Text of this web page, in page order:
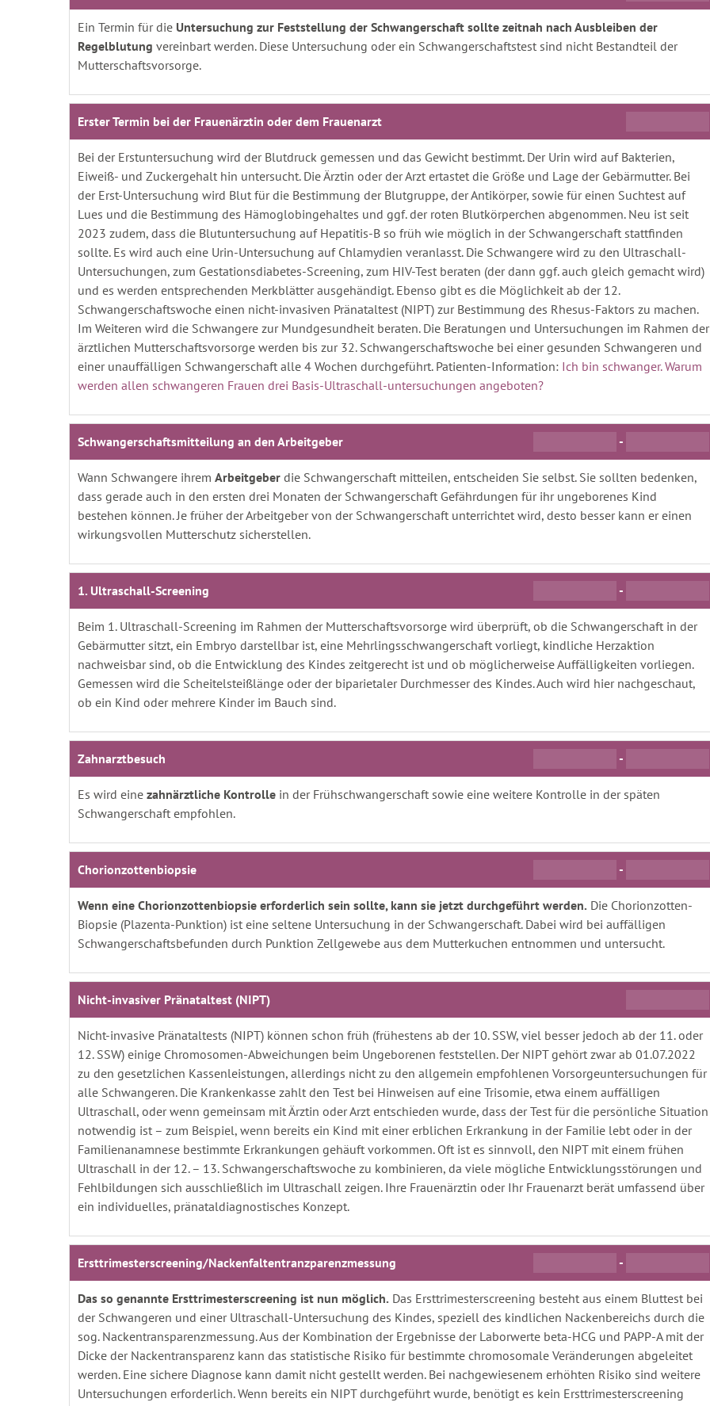
Ein Termin für die Untersuchung zur Feststellung der Schwangerschaft sollte zeitnah nach Ausbleiben der
Regelblutung vereinbart werden. Diese Untersuchung oder ein Schwangerschaftstest sind nicht Bestandteil der
Mutterschaftsvorsorge.
Erster Termin bei der Frauenärztin oder dem Frauenarzt
Bei der Erstuntersuchung wird der Blutdruck gemessen und das Gewicht bestimmt. Der Urin wird auf Bakterien,
Eiweiß- und Zuckergehalt hin untersucht. Die Ärztin oder der Arzt ertastet die Größe und Lage der Gebärmutter. Bei
der Erst-Untersuchung wird Blut für die Bestimmung der Blutgruppe, der Antikörper, sowie für einen Suchtest auf
Lues und die Bestimmung des Hämoglobingehaltes und ggf. der roten Blutkörperchen abgenommen. Neu ist seit
2023 zudem, dass die Blutuntersuchung auf Hepatitis-B so früh wie möglich in der Schwangerschaft stattfinden
sollte. Es wird auch eine Urin-Untersuchung auf Chlamydien veranlasst. Die Schwangere wird zu den Ultraschall-
Untersuchungen, zum Gestationsdiabetes-Screening, zum HIV-Test beraten (der dann ggf. auch gleich gemacht wird)
und es werden entsprechenden Merkblätter ausgehändigt. Ebenso gibt es die Möglichkeit ab der 12.
Schwangerschaftswoche einen nicht-invasiven Pränataltest (NIPT) zur Bestimmung des Rhesus-Faktors zu machen.
Im Weiteren wird die Schwangere zur Mundgesundheit beraten. Die Beratungen und Untersuchungen im Rahmen der
ärztlichen Mutterschaftsvorsorge werden bis zur 32. Schwangerschaftswoche bei einer gesunden Schwangeren und
einer unauffälligen Schwangerschaft alle 4 Wochen durchgeführt. Patienten-Information: Ich bin schwanger. Warum
werden allen schwangeren Frauen drei Basis-Ultraschall-untersuchungen angeboten?
Schwangerschaftsmitteilung an den Arbeitgeber -
Wann Schwangere ihrem Arbeitgeber die Schwangerschaft mitteilen, entscheiden Sie selbst. Sie sollten bedenken,
dass gerade auch in den ersten drei Monaten der Schwangerschaft Gefährdungen für ihr ungeborenes Kind
bestehen können. Je früher der Arbeitgeber von der Schwangerschaft unterrichtet wird, desto besser kann er einen
wirkungsvollen Mutterschutz sicherstellen.
1. Ultraschall-Screening -
Beim 1. Ultraschall-Screening im Rahmen der Mutterschaftsvorsorge wird überprüft, ob die Schwangerschaft in der
Gebärmutter sitzt, ein Embryo darstellbar ist, eine Mehrlingsschwangerschaft vorliegt, kindliche Herzaktion
nachweisbar sind, ob die Entwicklung des Kindes zeitgerecht ist und ob möglicherweise Auffälligkeiten vorliegen.
Gemessen wird die Scheitelsteißlänge oder der biparietaler Durchmesser des Kindes. Auch wird hier nachgeschaut,
ob ein Kind oder mehrere Kinder im Bauch sind.
Zahnarztbesuch -
Es wird eine zahnärztliche Kontrolle in der Frühschwangerschaft sowie eine weitere Kontrolle in der späten
Schwangerschaft empfohlen.
Chorionzottenbiopsie -
Wenn eine Chorionzottenbiopsie erforderlich sein sollte, kann sie jetzt durchgeführt werden. Die Chorionzotten-
Biopsie (Plazenta-Punktion) ist eine seltene Untersuchung in der Schwangerschaft. Dabei wird bei auffälligen
Schwangerschaftsbefunden durch Punktion Zellgewebe aus dem Mutterkuchen entnommen und untersucht.
Nicht-invasiver Pränataltest (NIPT)
Nicht-invasive Pränataltests (NIPT) können schon früh (frühestens ab der 10. SSW, viel besser jedoch ab der 11. oder
12. SSW) einige Chromosomen-Abweichungen beim Ungeborenen feststellen. Der NIPT gehört zwar ab 01.07.2022
zu den gesetzlichen Kassenleistungen, allerdings nicht zu den allgemein empfohlenen Vorsorgeuntersuchungen für
alle Schwangeren. Die Krankenkasse zahlt den Test bei Hinweisen auf eine Trisomie, etwa einem auffälligen
Ultraschall, oder wenn gemeinsam mit Ärztin oder Arzt entschieden wurde, dass der Test für die persönliche Situation
notwendig ist – zum Beispiel, wenn bereits ein Kind mit einer erblichen Erkrankung in der Familie lebt oder in der
Familienanamnese bestimmte Erkrankungen gehäuft vorkommen. Oft ist es sinnvoll, den NIPT mit einem frühen
Ultraschall in der 12. – 13. Schwangerschaftswoche zu kombinieren, da viele mögliche Entwicklungsstörungen und
Fehlbildungen sich ausschließlich im Ultraschall zeigen. Ihre Frauenärztin oder Ihr Frauenarzt berät umfassend über
ein individuelles, pränataldiagnostisches Konzept.
Ersttrimesterscreening/Nackenfaltentranzparenzmessung -
Das so genannte Ersttrimesterscreening ist nun möglich. Das Ersttrimesterscreening besteht aus einem Bluttest bei
der Schwangeren und einer Ultraschall-Untersuchung des Kindes, speziell des kindlichen Nackenbereichs durch die
sog. Nackentransparenzmessung. Aus der Kombination der Ergebnisse der Laborwerte beta-HCG und PAPP-A mit der
Dicke der Nackentransparenz kann das statistische Risiko für bestimmte chromosomale Veränderungen abgeleitet
werden. Eine sichere Diagnose kann damit nicht gestellt werden. Bei nachgewiesenem erhöhten Risiko sind weitere
Untersuchungen erforderlich. Wenn bereits ein NIPT durchgeführt wurde, benötigt es kein Ersttrimesterscreening